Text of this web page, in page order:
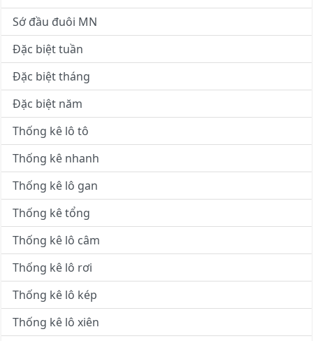
Sớ đầu đuôi MN
Đặc biệt tuần
Đặc biệt tháng
Đặc biệt năm
Thống kê lô tô
Thống kê nhanh
Thống kê lô gan
Thống kê tổng
Thống kê lô câm
Thống kê lô rơi
Thống kê lô kép
Thống kê lô xiên